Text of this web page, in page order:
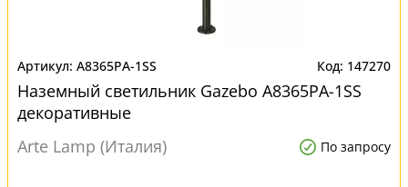
A8365PA-1SS 147270
Наземный светильник Gazebo A8365PA-1SS
декоративные
Arte Lamp (Италия)
По запросу